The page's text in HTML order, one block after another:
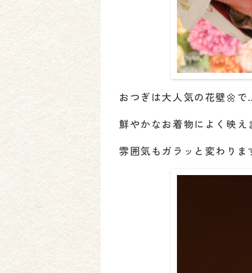
おつぎは大人気の花壁🌼で
鮮やかなお着物によく映え
雰囲気もガラッと変わりま